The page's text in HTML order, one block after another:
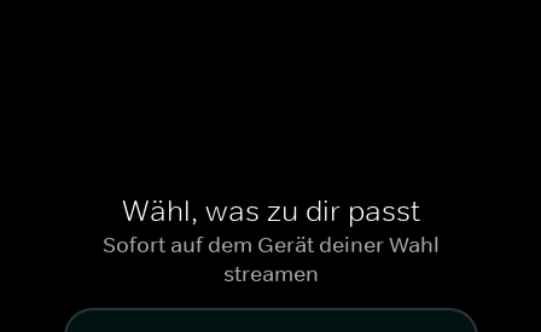
Wähl, was zu dir passt
Sofort auf dem Gerät deiner Wahl
streamen